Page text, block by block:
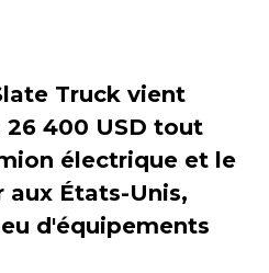
Truck vient
400 USD tout
électrique et le
aux États-Unis,
d'équipements